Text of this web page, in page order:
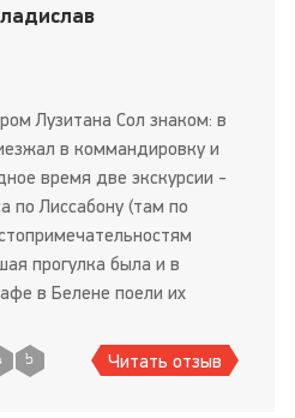
Лузитана Сол знаком: в
в коммандировку и
время две экскурсии -
по Лиссабону (там по
прогулка была и в
в Белене поели их
по старинному рецепту),
в Синтру, королевский
5 Читать отзыв